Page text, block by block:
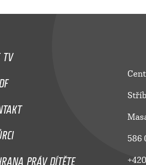
PRÁV DÍTĚTE
586